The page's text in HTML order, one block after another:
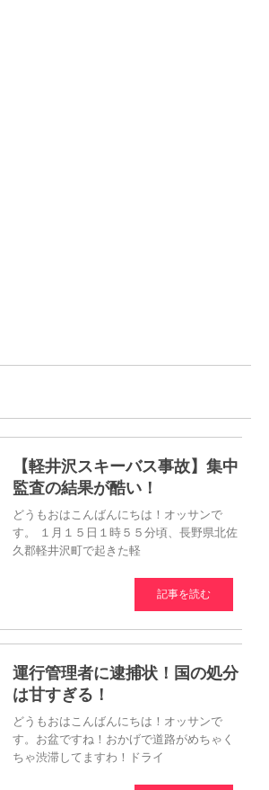
【軽井沢スキーバス事故】集中
監査の結果が酷い！
どうもおはこんばんにちは！オッサンで
す。 １月１５日１時５５分頃、長野県北佐
久郡軽井沢町で起きた軽
記事を読む
運行管理者に逮捕状！国の処分
は甘すぎる！
どうもおはこんばんにちは！オッサンで
す。お盆ですね！おかげで道路がめちゃく
ちゃ渋滞してますわ！ドライ